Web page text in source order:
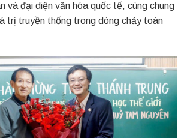
và đại diện văn hóa quốc tế, cùng chung
trị truyền thống trong dòng chảy toàn